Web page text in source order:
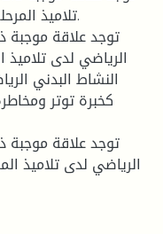
تلاميذ
الرياضي لدى تلاميذ
النشاط البدني
كخبرة توتر
الرياضي لدى تلاميذ